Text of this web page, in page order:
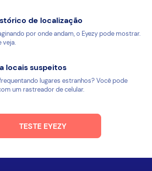
de localização
por onde andam, o Eyezy pode mostrar.
veja.
locais suspeitos
lugares estranhos? Você pode
um rastreador de celular.
TESTE EYEZY